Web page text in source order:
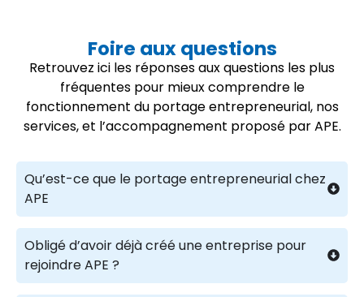
Foire aux questions
Retrouvez ici les réponses aux questions les plus
fréquentes pour mieux comprendre le
fonctionnement du portage entrepreneurial, nos
services, et l’accompagnement proposé par APE.
Qu’est-ce que le portage entrepreneurial chez
APE
Obligé d’avoir déjà créé une entreprise pour
rejoindre APE ?